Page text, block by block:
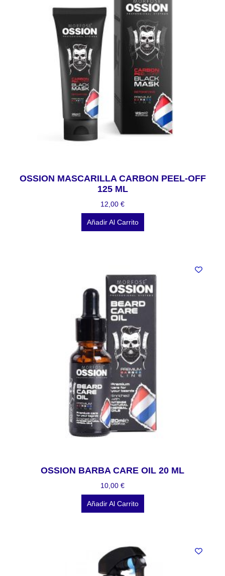
OSSION MASCARILLA CARBON PEEL-OFF
125 ML
12,00 €
Añadir Al Carrito
OSSION BARBA CARE OIL 20 ML
10,00 €
Añadir Al Carrito